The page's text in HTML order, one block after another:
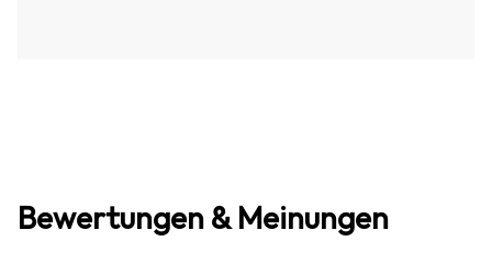
Bewertungen & Meinungen